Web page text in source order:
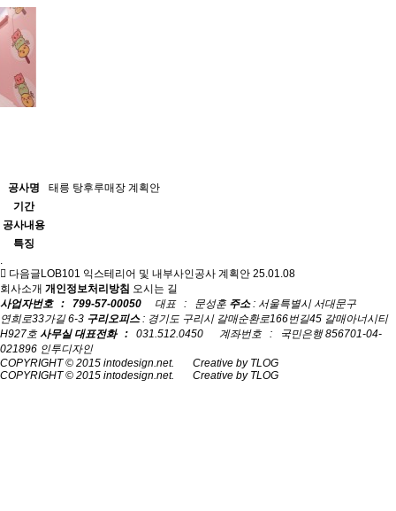
공사명
태릉 탕후루매장 계획안
기간
공사내용
특징
.
다음글 LOB101 익스테리어 및 내부사인공사 계획안 25.01.08
회사소개 개인정보처리방침 오시는 길
사업자번호 : 799-57-00050
대표 : 문성훈 주소: 서울특별시 서대문구
연희로33가길 6-3 구리오피스: 경기도 구리시 갈매순환로166번길45 갈매아너시티
H927호 사무실 대표전화 : 031.512.0450 계좌번호 : 국민은행 856701-04-
021896 인투디자인
COPYRIGHT © 2015 intodesign.net. Creative by TLOG
COPYRIGHT © 2015 intodesign.net. Creative by TLOG